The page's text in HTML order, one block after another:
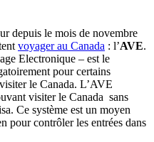
depuis le mois de novembre
voyager au Canada : l’AVE.
Electronique – est le
pour certains
le Canada. L’AVE
visiter le Canada sans
Ce système est un moyen
pour contrôler les entrées dans